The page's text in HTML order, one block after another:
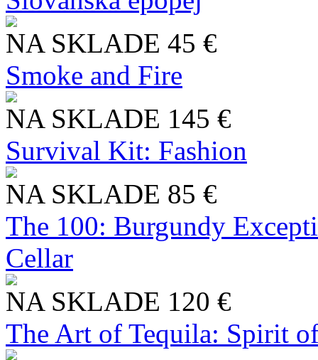
NA SKLADE 45 €
Smoke and Fire
NA SKLADE 145 €
Survival Kit: Fashion
NA SKLADE 85 €
The 100: Burgundy
Cellar
NA SKLADE 120 €
The Art of Tequila: Spirit